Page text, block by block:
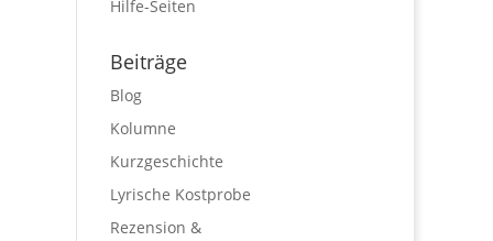
Hilfe-Seiten
Beiträge
Blog
Kolumne
Kurzgeschichte
Lyrische Kostprobe
Rezension &